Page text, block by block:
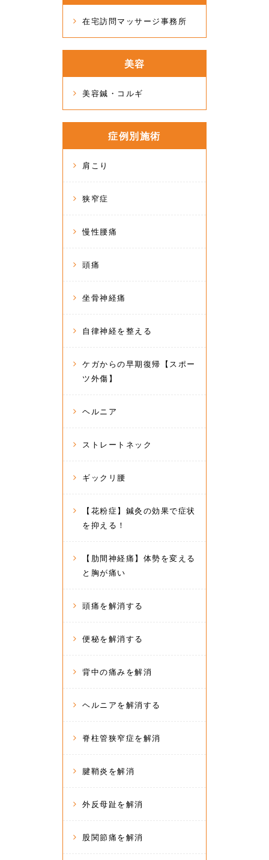
在宅訪問マッサージ事務所
美容
美容鍼・コルギ
症例別施術
肩こり
狭窄症
慢性腰痛
頭痛
坐骨神経痛
自律神経を整える
ケガからの早期復帰【スポー
ツ外傷】
ヘルニア
ストレートネック
ギックリ腰
【花粉症】鍼灸の効果で症状
を抑える！
【肋間神経痛】体勢を変える
と胸が痛い
頭痛を解消する
便秘を解消する
背中の痛みを解消
ヘルニアを解消する
脊柱管狭窄症を解消
腱鞘炎を解消
外反母趾を解消
股関節痛を解消